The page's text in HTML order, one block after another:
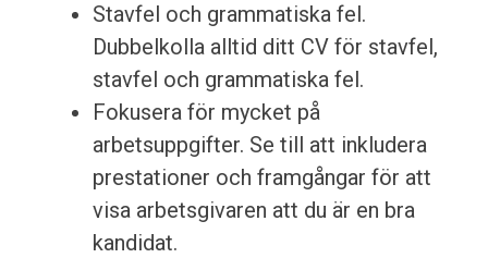
Stavfel och grammatiska fel.
Dubbelkolla alltid ditt CV för stavfel,
stavfel och grammatiska fel.
Fokusera för mycket på
arbetsuppgifter. Se till att inkludera
prestationer och framgångar för att
visa arbetsgivaren att du är en bra
kandidat.